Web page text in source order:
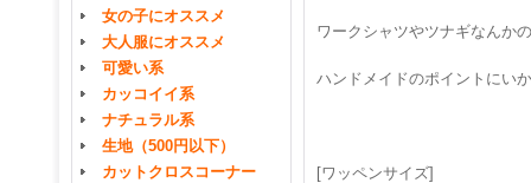
女の子にオススメ
大人服にオススメ
可愛い系
カッコイイ系
ナチュラル系
生地（500円以下）
カットクロスコーナー
ワークシャツやツナギなんか
ハンドメイドのポイントにい
[ワッペンサイズ]